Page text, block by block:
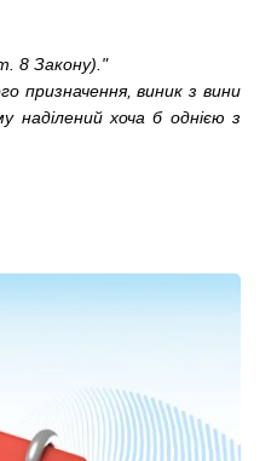
8 Закону)."
призначення, виник з вини
наділений хоча б однією з